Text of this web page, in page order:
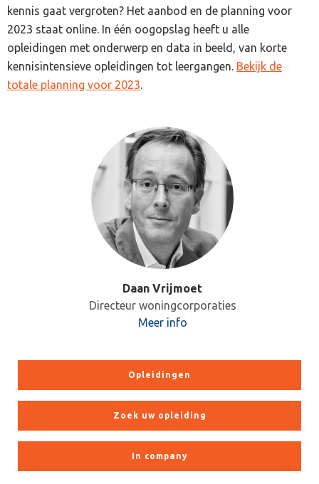
kennis gaat vergroten? Het aanbod en de planning voor
2023 staat online. In één oogopslag heeft u alle
opleidingen met onderwerp en data in beeld, van korte
kennisintensieve opleidingen tot leergangen. Bekijk de
totale planning voor 2023.
Daan Vrijmoet
Directeur woningcorporaties
Meer info
Opleidingen
Zoek uw opleiding
In company